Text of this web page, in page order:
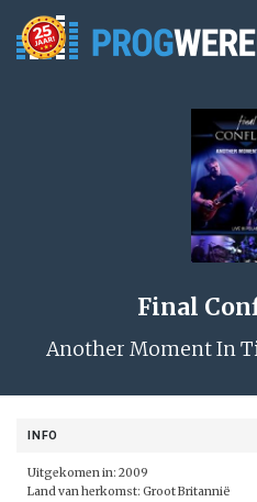
Final
Another Moment In
INFO
Uitgekomen in: 2009
Land van herkomst: Groot Britannië